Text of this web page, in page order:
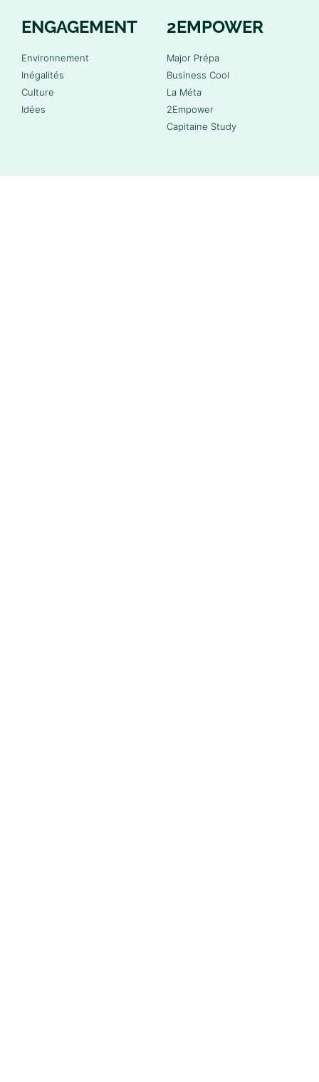
ENGAGEMENT
Environnement
Inégalités
Culture
Idées
2EMPOWER
Major Prépa
Business Cool
La Méta
2Empower
Capitaine Study